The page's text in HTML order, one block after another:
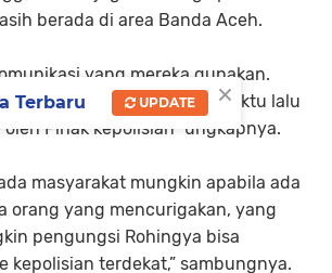
berada di area Banda Aceh.
yang mereka gunakan.
alat komunikasi beberapa waktu lalu
Pihak kepolisian” ungkapnya.
masyarakat mungkin apabila ada
orang yang mencurigakan, yang
pengungsi Rohingya bisa
kepolisian terdekat,” sambungnya.
×
Terbaru UPDATE